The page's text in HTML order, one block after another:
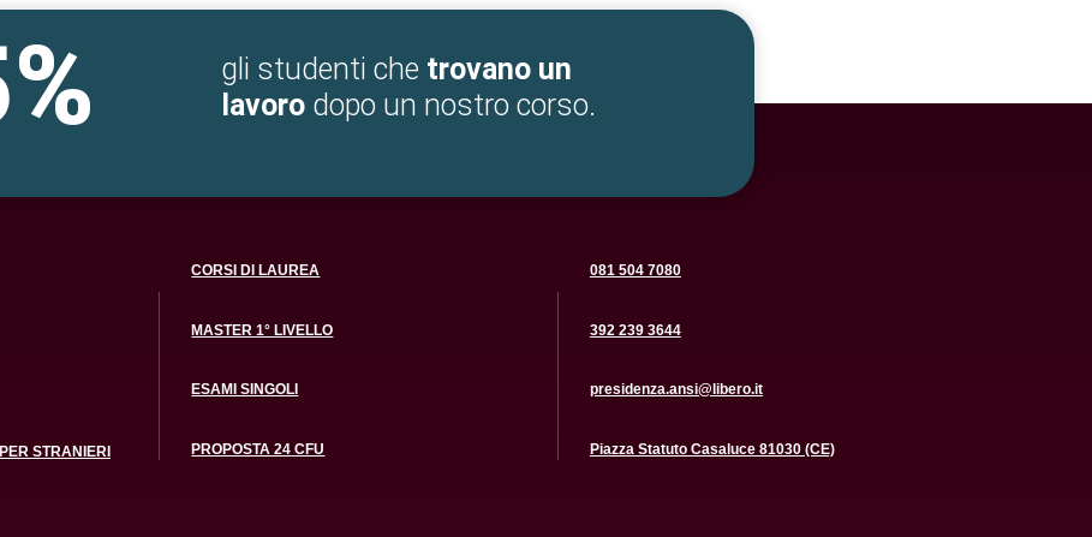
gli studenti che trovano un
lavorodopo un nostro corso.
STRANIERI
CORSI DI LAUREA
MASTER 1° LIVELLO
ESAMI SINGOLI
PROPOSTA 24 CFU
081 504 7080
392 239 3644
presidenza.ansi@libero.it
Piazza Statuto Casaluce 81030 (CE)